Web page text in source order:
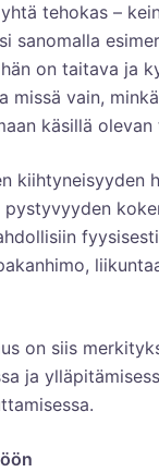
tehokas –
sanomalla
on taitava ja
missä vain,
käsillä olevan
kiihtyneisyyden
pystyvyyden
on siis
ja